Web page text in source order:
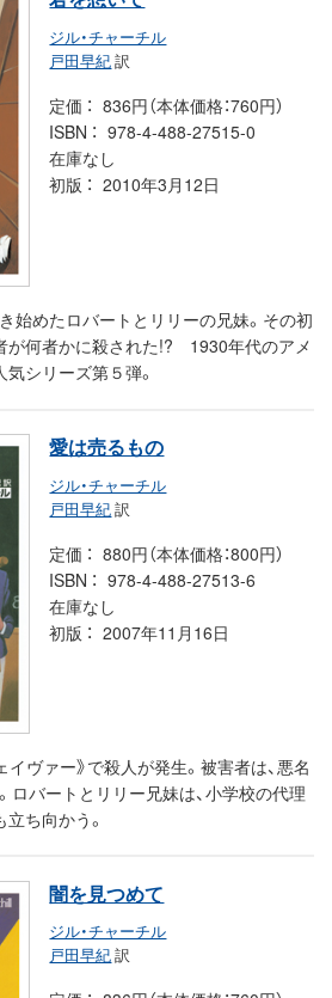
ジル・チャーチル
戸田早紀訳
定価
836円（本体価格：760円）
ISBN
978-4-488-27515-0
在庫なし
初版
2010年3月12日
始めたロバートとリリーの兄妹。その初
が何者かに殺された!? 1930年代のアメ
シリーズ第５弾。
愛は売るもの
ジル・チャーチル
戸田早紀訳
定価
880円（本体価格：800円）
ISBN
978-4-488-27513-6
在庫なし
初版
2007年11月16日
ヴァー》で殺人が発生。被害者は、悪名
ロバートとリリー兄妹は、小学校の代理
ち向かう。
闇を見つめて
ジル・チャーチル
戸田早紀訳